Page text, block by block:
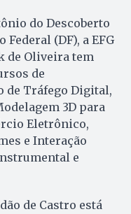
do Descoberto
(DF), a EFG
de Oliveira tem
de
de Tráfego Digital,
3D para
Eletrônico,
e Interação
e
de Castro está